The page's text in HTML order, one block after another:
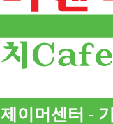
제이머센터 -